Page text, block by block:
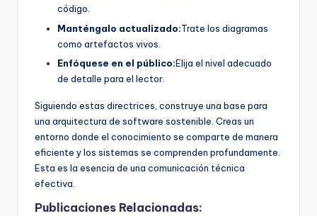
código.
Manténgalo actualizado:Trate los diagramas
como artefactos vivos.
Enfóquese en el público:Elija el nivel adecuado
de detalle para el lector.
Siguiendo estas directrices, construye una base para
una arquitectura de software sostenible. Creas un
entorno donde el conocimiento se comparte de manera
eficiente y los sistemas se comprenden profundamente.
Esta es la esencia de una comunicación técnica
efectiva.
Publicaciones Relacionadas: